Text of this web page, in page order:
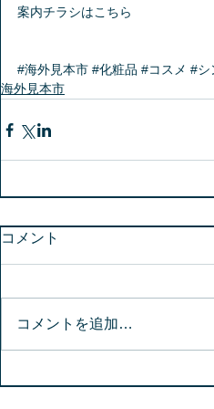
案内チラシはこちら
#海外見本市 #化粧品 #コスメ #シ
海外見本市
コメント
コメントを追加…